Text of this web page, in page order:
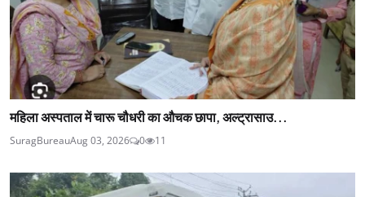
महिला अस्पताल में चारू चौधरी का औचक छापा, अल्ट्रासाउ...
SuragBureauAug 03, 2026 0 11